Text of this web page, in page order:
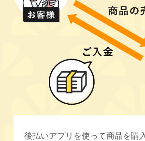
後払いアプリを使って商品を購